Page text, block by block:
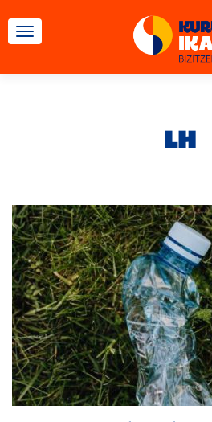
TOGGLE NAVIGATION
LH